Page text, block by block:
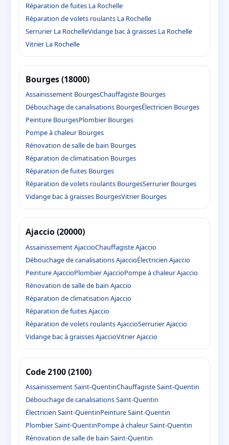
Réparation de fuites La Rochelle
Réparation de volets roulants La Rochelle
Serrurier La RochelleVidange bac à graisses La Rochelle
Vitrier La Rochelle
Bourges (18000)
Assainissement BourgesChauffagiste Bourges
Débouchage de canalisations BourgesÉlectricien Bourges
Peinture BourgesPlombier Bourges
Pompe à chaleur Bourges
Rénovation de salle de bain Bourges
Réparation de climatisation Bourges
Réparation de fuites Bourges
Réparation de volets roulants BourgesSerrurier Bourges
Vidange bac à graisses BourgesVitrier Bourges
Ajaccio (20000)
Assainissement AjaccioChauffagiste Ajaccio
Débouchage de canalisations AjaccioÉlectricien Ajaccio
Peinture AjaccioPlombier AjaccioPompe à chaleur Ajaccio
Rénovation de salle de bain Ajaccio
Réparation de climatisation Ajaccio
Réparation de fuites Ajaccio
Réparation de volets roulants AjaccioSerrurier Ajaccio
Vidange bac à graisses AjaccioVitrier Ajaccio
Code 2100 (2100)
Assainissement Saint-QuentinChauffagiste Saint-Quentin
Débouchage de canalisations Saint-Quentin
Électricien Saint-QuentinPeinture Saint-Quentin
Plombier Saint-QuentinPompe à chaleur Saint-Quentin
Rénovation de salle de bain Saint-Quentin